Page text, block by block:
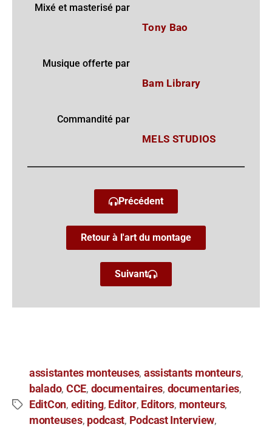
Mixé et masterisé par
Tony Bao
Musique offerte par
Bam Library
Commandité par
MELS STUDIOS
Précédent
Retour à l'art du montage
Suivant
assistantes monteuses, assistants monteurs,
balado, CCE, documentaires, documentaries,
EditCon, editing, Editor, Editors, monteurs,
monteuses, podcast, Podcast Interview,